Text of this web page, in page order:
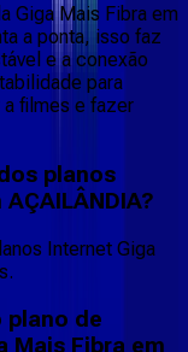
Giga Mais Fibra em
a ponta, isso faz
e a conexão
para
filmes e fazer
planos
Internet Giga
plano de
Mais Fibra em